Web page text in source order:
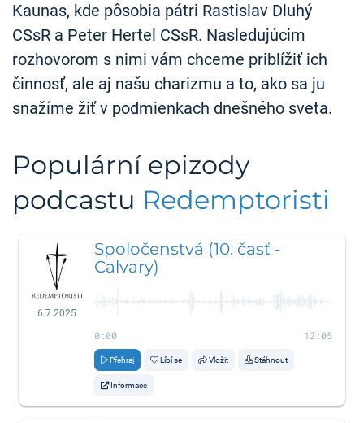
Kaunas, kde pôsobia pátri Rastislav Dluhý
CSsR a Peter Hertel CSsR. Nasledujúcim
rozhovorom s nimi vám chceme priblížiť ich
činnosť, ale aj našu charizmu a to, ako sa ju
snažíme žiť v podmienkach dnešného sveta.
Populární epizody
podcastu Redemptoristi
6.7.2025
Spoločenstvá (10. časť -
Calvary)
0:00 12:05
Přehraj Líbí se Vložit Stáhnout
Informace